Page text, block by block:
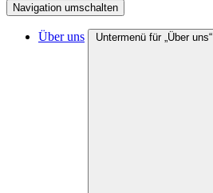
Navigation umschalten
Über uns Untermenü für „Über uns“